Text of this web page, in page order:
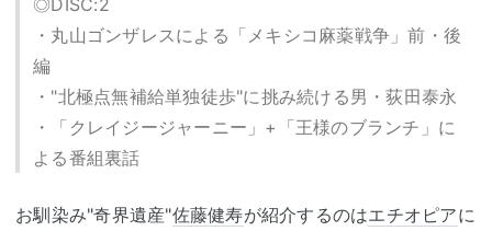
◎DISC:2
・丸山ゴンザレスによる「メキシコ麻薬戦争」前・後
編
・"北極点無補給単独徒歩"に挑み続ける男・荻田泰永
・「クレイジージャーニー」+「王様のブランチ」に
よる番組裏話
お馴染み"奇界遺産"佐藤健寿が紹介するのはエチオピアに